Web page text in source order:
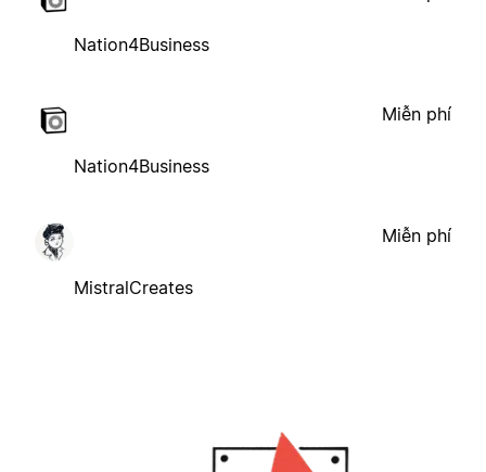
Nation4Business
Nation4Business
Miễn phí
MistralCreates
Miễn phí